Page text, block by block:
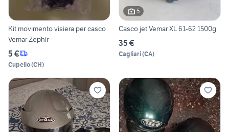
Kit movimento visiera per casco
Vemar Zephir
5 €
Cupello(CH)
5
Casco jet Vemar XL 61-62 1500g
35 €
Cagliari(CA)